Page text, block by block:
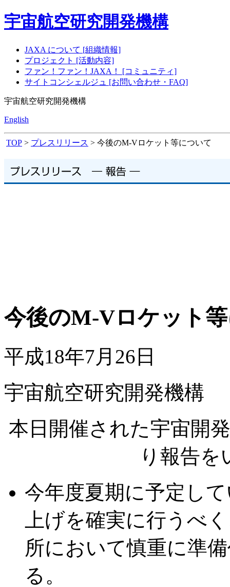
宇宙航空研究開発機構
JAXA について [組織情報]
プロジェクト [活動内容]
ファン！ファン！JAXA！ [コミュニティ]
サイトコンシェルジュ [お問い合わせ・FAQ]
宇宙航空研究開発機構
English
TOP > プレスリリース > 今後のM-Vロケット等について
今後のM-Vロケット
平成18年7月26日
宇宙航空研究開発機構
本日開催された宇宙開
り報告を
今年度夏期に予定し
上げを確実に行うべ
所において慎重に準
る。